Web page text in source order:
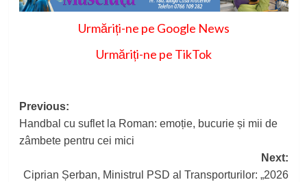
Urmăriți-ne pe Google News
Urmăriți-ne pe TikTok
Post
navigation
Previous:
Handbal cu suflet la Roman: emoție, bucurie și mii de
zâmbete pentru cei mici
Next:
Ciprian Șerban, Ministrul PSD al Transporturilor: „2026